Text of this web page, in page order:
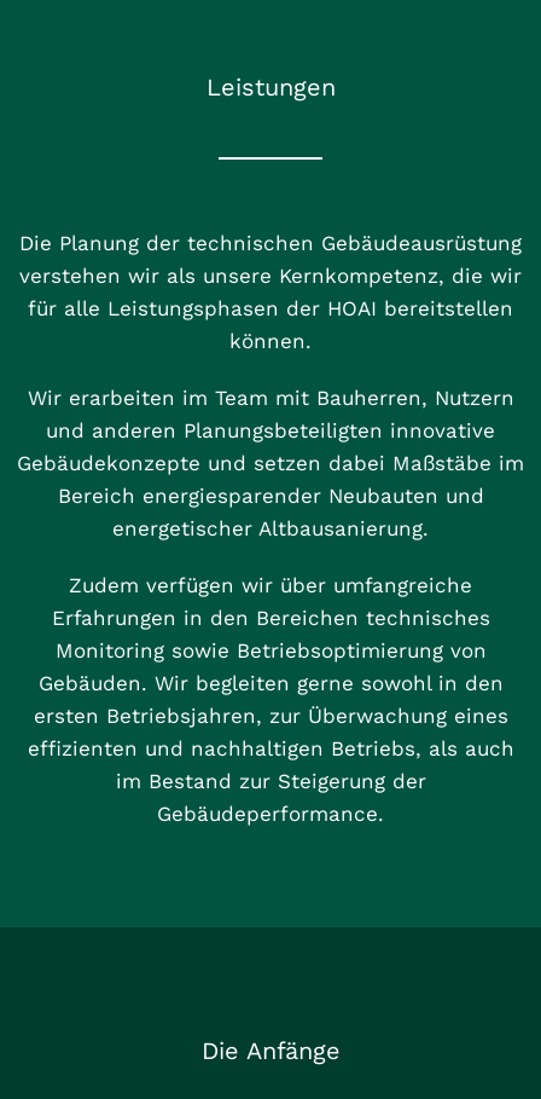
Leistungen
Die Planung der technischen Gebäudeausrüstung
verstehen wir als unsere Kernkompetenz, die wir
für alle Leistungsphasen der HOAI bereitstellen
können.
Wir erarbeiten im Team mit Bauherren, Nutzern
und anderen Planungsbeteiligten innovative
Gebäudekonzepte und setzen dabei Maßstäbe im
Bereich energiesparender Neubauten und
energetischer Altbausanierung.
Zudem verfügen wir über umfangreiche
Erfahrungen in den Bereichen technisches
Monitoring sowie Betriebsoptimierung von
Gebäuden. Wir begleiten gerne sowohl in den
ersten Betriebsjahren, zur Überwachung eines
effizienten und nachhaltigen Betriebs, als auch
im Bestand zur Steigerung der
Gebäudeperformance.
Die Anfänge